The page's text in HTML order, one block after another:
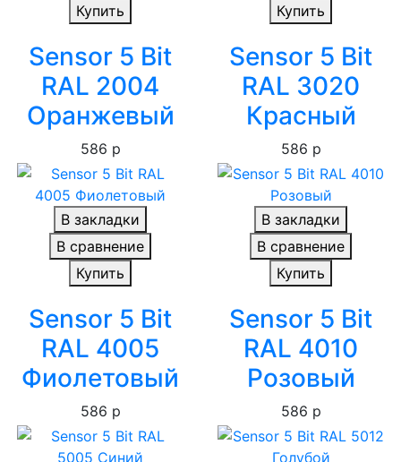
Купить
Sensor 5 Bit
RAL 2004
Оранжевый
586 р
Купить
Sensor 5 Bit
RAL 3020
Красный
586 р
В закладки
В сравнение
Купить
Sensor 5 Bit
RAL 4005
Фиолетовый
586 р
В закладки
В сравнение
Купить
Sensor 5 Bit
RAL 4010
Розовый
586 р